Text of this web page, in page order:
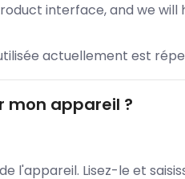
interface, and we
actuellement est
mon appareil ?
l'appareil. Lisez-le et